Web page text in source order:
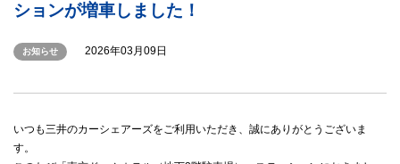
ションが増車しました！
お知らせ 2026年03月09日
いつも三井のカーシェアーズをご利用いただき、誠にありがとうございま
す。